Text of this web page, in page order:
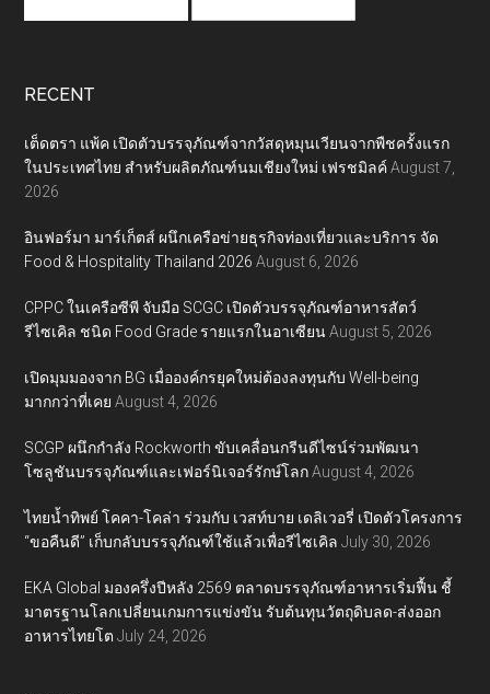
RECENT
เต็ดตรา แพ้ค เปิดตัวบรรจุภัณฑ์จากวัสดุหมุนเวียนจากพืชครั้งแรก
ในประเทศไทย สำหรับผลิตภัณฑ์นมเชียงใหม่ เฟรชมิลค์ August 7,
2026
อินฟอร์มา มาร์เก็ตส์ ผนึกเครือข่ายธุรกิจท่องเที่ยวและบริการ จัด
Food & Hospitality Thailand 2026 August 6, 2026
CPPC ในเครือซีพี จับมือ SCGC เปิดตัวบรรจุภัณฑ์อาหารสัตว์
รีไซเคิล ชนิด Food Grade รายแรกในอาเซียน August 5, 2026
เปิดมุมมองจาก BG เมื่อองค์กรยุคใหม่ต้องลงทุนกับ Well-being
มากกว่าที่เคย August 4, 2026
SCGP ผนึกกำลัง Rockworth ขับเคลื่อนกรีนดีไซน์ร่วมพัฒนา
โซลูชันบรรจุภัณฑ์และเฟอร์นิเจอร์รักษ์โลก August 4, 2026
ไทยน้ำทิพย์ โคคา-โคล่า ร่วมกับ เวสท์บาย เดลิเวอรี่ เปิดตัวโครงการ
“ขอคืนดี” เก็บกลับบรรจุภัณฑ์ใช้แล้วเพื่อรีไซเคิล July 30, 2026
EKA Global มองครึ่งปีหลัง 2569 ตลาดบรรจุภัณฑ์อาหารเริ่มฟื้น ชี้
มาตรฐานโลกเปลี่ยนเกมการแข่งขัน รับต้นทุนวัตถุดิบลด-ส่งออก
อาหารไทยโต July 24, 2026